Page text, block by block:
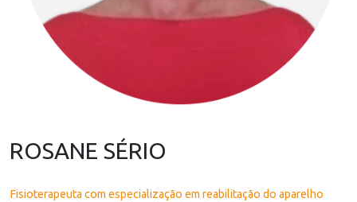
ROSANE SÉRIO
Fisioterapeuta com especialização em reabilitação do aparelho